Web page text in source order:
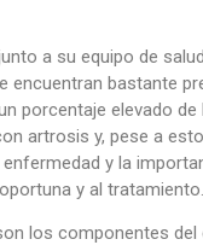
a su equipo de
encuentran bastante
porcentaje elevado de
artrosis y, pese a
y la
y al tratamiento.
los componentes del